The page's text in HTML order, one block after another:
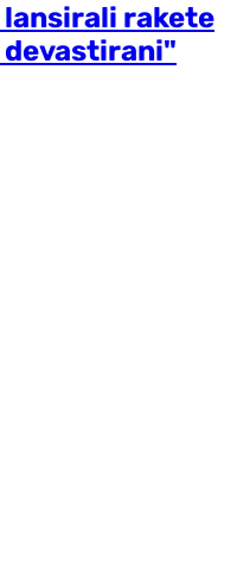
rakete
devastirani"